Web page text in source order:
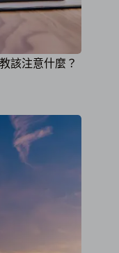
該注意什麼？